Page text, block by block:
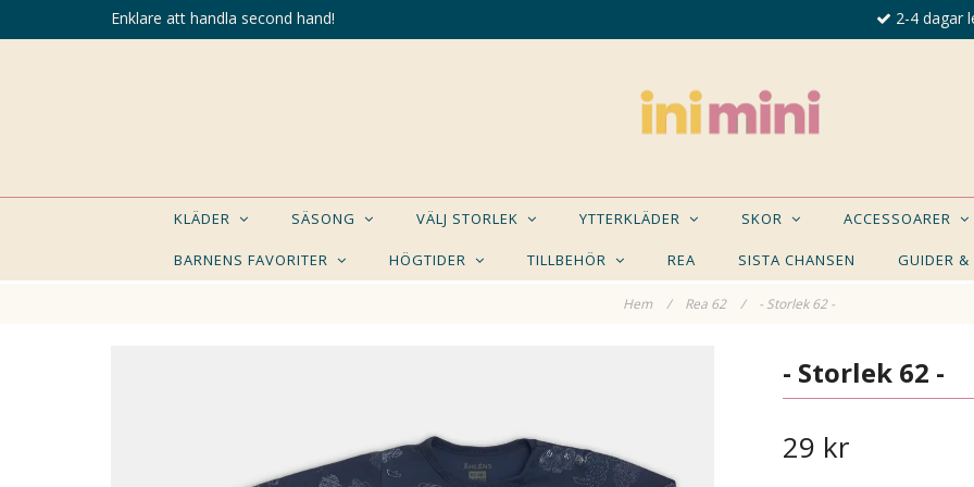
Enklare att handla second hand! 2-4 dagar
KLÄDER SÄSONG VÄLJ STORLEK YTTERKLÄDER SKOR ACCESSOARER
BARNENS FAVORITER HÖGTIDER TILLBEHÖR REA SISTA CHANSEN GUIDER &
Hem / Rea 62 / - Storlek 62 -
KANSKE NÅGON AV DESSA PRODUKTER KAN- Storlek 62 -
29 kr